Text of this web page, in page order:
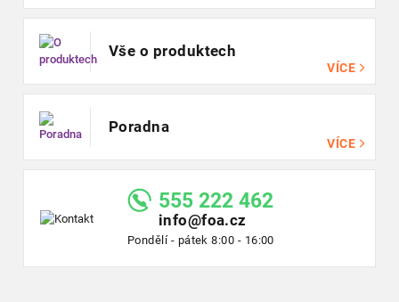
Vše o produktech
VÍCE
Poradna
VÍCE
555 222 462
info@foa.cz
Pondělí - pátek 8:00 - 16:00